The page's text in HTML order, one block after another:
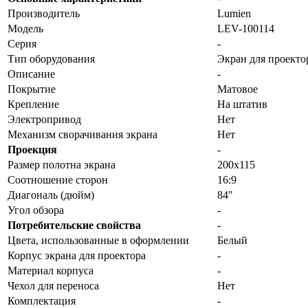
Производитель
Lumien
Модель
LEV-100114
Серия
-
Тип оборудования
Экран для
Описание
-
Покрытие
Матовое
Крепление
На штатив
Электропривод
Нет
Механизм сворачивания экрана
Нет
Проекция
-
Размер полотна экрана
200х115
Соотношение сторон
16:9
Диагональ (дюйм)
84"
Угол обзора
-
Потребительские свойства
-
Цвета, использованные в оформлении
Белый
Корпус экрана для проектора
-
Материал корпуса
-
Чехол для переноса
Нет
Комплектация
-